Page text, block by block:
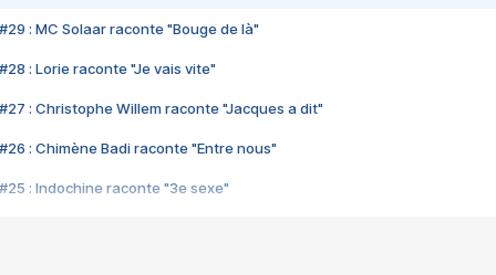
#29 : MC Solaar raconte "Bouge de là"
#28 : Lorie raconte "Je vais vite"
#27 : Christophe Willem raconte "Jacques a dit"
#26 : Chimène Badi raconte "Entre nous"
#25 : Indochine raconte "3e sexe"